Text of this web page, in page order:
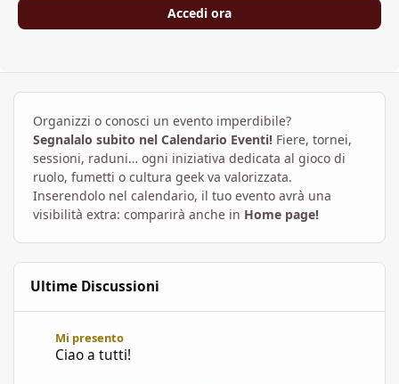
Accedi ora
Organizzi o conosci un evento imperdibile?
Segnalalo subito nel Calendario Eventi! Fiere, tornei,
sessioni, raduni… ogni iniziativa dedicata al gioco di
ruolo, fumetti o cultura geek va valorizzata.
Inserendolo nel calendario, il tuo evento avrà una
visibilità extra: comparirà anche in Home page!
Ultime Discussioni
Mi presento
Ciao a tutti!